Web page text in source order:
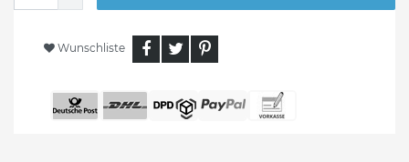
Wunschliste